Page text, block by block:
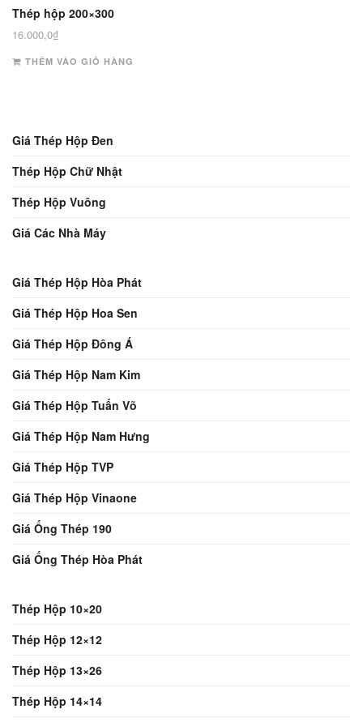
Thép hộp 200×300
16.000,0₫
THÊM VÀO GIỎ HÀNG
Giá Thép Hộp Đen
Thép Hộp Chữ Nhật
Thép Hộp Vuông
Giá Các Nhà Máy
Giá Thép Hộp Hòa Phát
Giá Thép Hộp Hoa Sen
Giá Thép Hộp Đông Á
Giá Thép Hộp Nam Kim
Giá Thép Hộp Tuấn Võ
Giá Thép Hộp Nam Hưng
Giá Thép Hộp TVP
Giá Thép Hộp Vinaone
Giá Ống Thép 190
Giá Ống Thép Hòa Phát
Thép Hộp 10×20
Thép Hộp 12×12
Thép Hộp 13×26
Thép Hộp 14×14